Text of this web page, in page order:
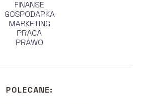
FINANSE
GOSPODARKA
MARKETING
PRACA
PRAWO
POLECANE: